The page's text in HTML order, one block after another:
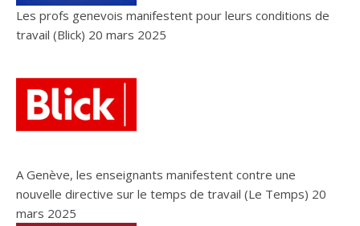
Les profs genevois manifestent pour leurs conditions de
travail (Blick) 20 mars 2025
A Genève, les enseignants manifestent contre une
nouvelle directive sur le temps de travail (Le Temps) 20
mars 2025